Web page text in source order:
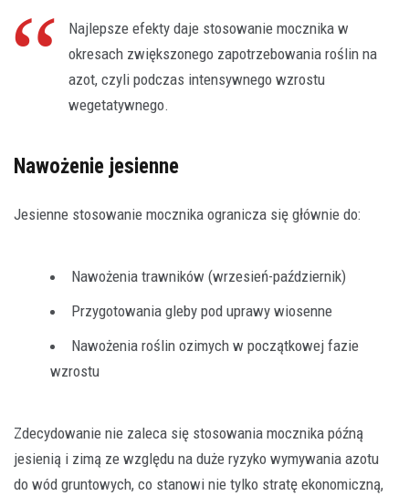
Najlepsze efekty daje stosowanie mocznika w
okresach zwiększonego zapotrzebowania roślin na
azot, czyli podczas intensywnego wzrostu
wegetatywnego.
Nawożenie jesienne
Jesienne stosowanie mocznika ogranicza się głównie do:
Nawożenia trawników (wrzesień-październik)
Przygotowania gleby pod uprawy wiosenne
Nawożenia roślin ozimych w początkowej fazie
wzrostu
Zdecydowanie nie zaleca się stosowania mocznika późną
jesienią i zimą ze względu na duże ryzyko wymywania azotu
do wód gruntowych, co stanowi nie tylko stratę ekonomiczną,